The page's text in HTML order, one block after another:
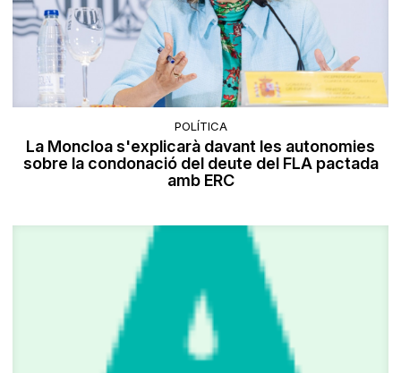
POLÍTICA
La Moncloa s'explicarà davant les autonomies
sobre la condonació del deute del FLA pactada
amb ERC